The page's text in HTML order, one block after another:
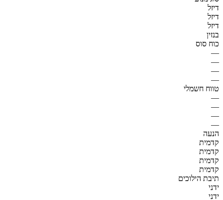
דיזל
דיזל
דיזל
בנזין
כוח סוס
—
—
—
—
טווח חשמלי
—
—
—
—
הנעה
קדמית
קדמית
קדמית
קדמית
תיבת הילוכים
ידני
ידני